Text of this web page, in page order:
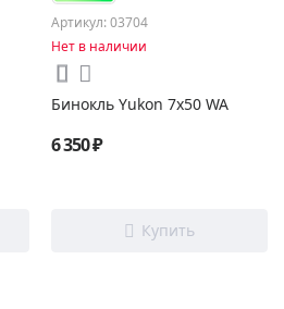
Артикул: 03704
Нет в наличии
Бинокль Yukon 7x50 WA
6 350 ₽